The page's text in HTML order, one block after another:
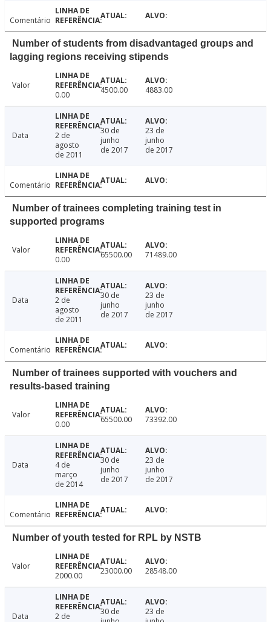
Comentário
Number of students from disadvantaged groups and
lagging regions receiving stipends
Valor
0.00
4500.00 4883.00
Data
2 de
agosto
de 2011
30 de
junho
de 2017
23 de
junho
de 2017
Comentário
Number of trainees completing training test in
supported programs
Valor
0.00
65500.00 71489.00
Data
2 de
agosto
de 2011
30 de
junho
de 2017
23 de
junho
de 2017
Comentário
Number of trainees supported with vouchers and
results-based training
Valor
0.00
65500.00 73392.00
Data
4 de
março
de 2014
30 de
junho
de 2017
23 de
junho
de 2017
Comentário
Number of youth tested for RPL by NSTB
Valor
2000.00
23000.00 28548.00
Data
2 de
30 de
23 de